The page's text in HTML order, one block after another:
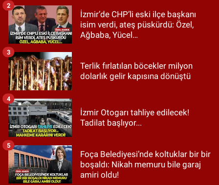
İzmir’de CHP’li eski ilçe başkanı
isim verdi, ateş püskürdü: Özel,
Ağbaba, Yücel…
2
Terlik fırlatılan böcekler milyon
dolarlık gelir kapısına dönüştü
3
İzmir Otogarı tahliye edilecek!
Tadilat başlıyor...
4
Foça Belediyesi’nde koltuklar bir bir
boşaldı: Nikah memuru bile garaj
amiri oldu!
5